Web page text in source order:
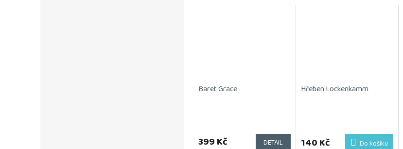
Baret Grace
399 Kč DETAIL
Hřeben Lockenkamm
140 Kč Do košíku